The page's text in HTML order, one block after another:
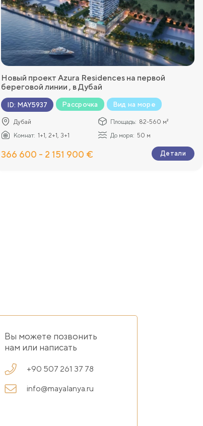
Новый проект Azura Residences на первой
береговой линии , в Дубай
ID: MAY5937 Рассрочка Вид на море
Дубай Площадь: 82-560 м²
Комнат: 1+1, 2+1, 3+1 До моря: 50 м
366 600 - 2 151 900 € Детали
Вы можете позвонить
нам или написать
+90 507 261 37 78
info@mayalanya.ru